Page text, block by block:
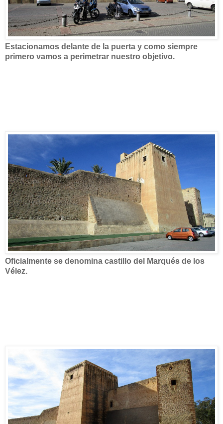
Estacionamos delante de la puerta y como siempre
primero vamos a perimetrar nuestro objetivo.
Oficialmente se denomina castillo del Marqués de los
Vélez.